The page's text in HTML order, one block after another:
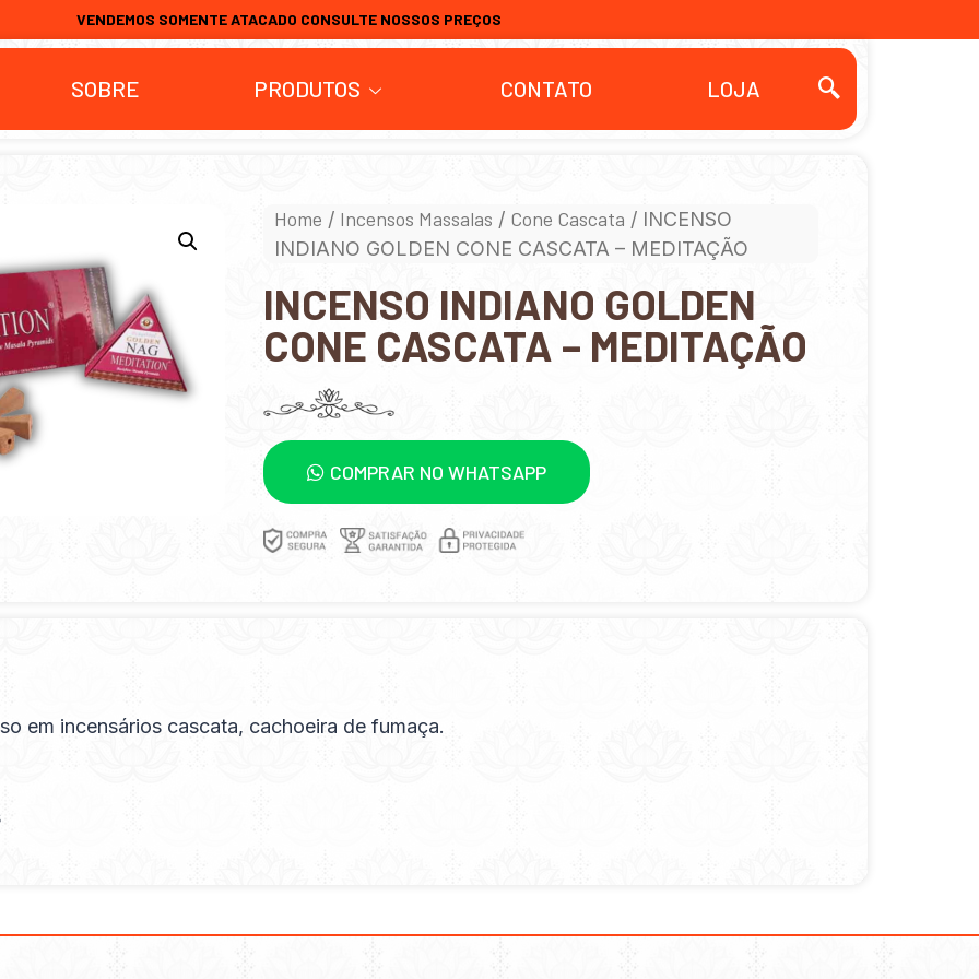
VENDEMOS SOMENTE ATACADO CONSULTE NOSSOS PREÇOS
SOBRE PRODUTOS CONTATO LOJA
Home / Incensos Massalas / Cone Cascata / INCENSO
INDIANO GOLDEN CONE CASCATA – MEDITAÇÃO
INCENSO INDIANO GOLDEN
CONE CASCATA – MEDITAÇÃO
COMPRAR NO WHATSAPP
em incensários cascata, cachoeira de fumaça.